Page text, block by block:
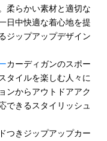
柔らかい素材と適切な
日中快適な着心地を提
ジップアップデザイン
カーディガンのスポー
タイルを楽しむ人々に
ンからアウトドアアク
できるスタイリッシュ
つきジップアップカー